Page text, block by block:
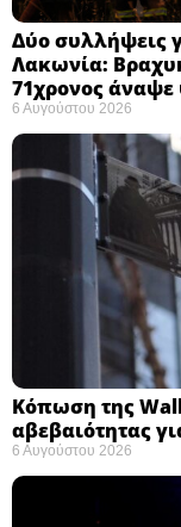
Δύο συλλήψεις
Λακωνία:
71χρονος
6 Αυγούστου 2026
Κόπωση της
αβεβαιότητας
6 Αυγούστου 2026